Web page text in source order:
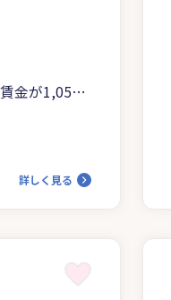
金が1,050
5分の4、
合は4分の
詳しく見る